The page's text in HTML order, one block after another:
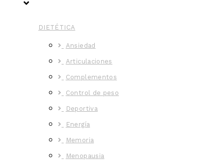
DIETÉTICA
Ansiedad
Articulaciones
Complementos
Control de peso
Deportiva
Energía
Memoria
Menopausia